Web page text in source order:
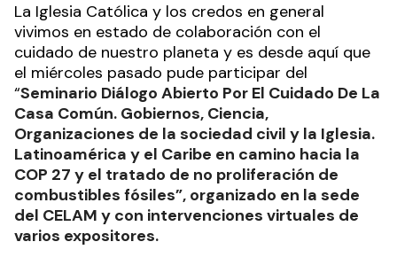
La Iglesia Católica y los credos en general
vivimos en estado de colaboración con el
cuidado de nuestro planeta y es desde aquí que
el miércoles pasado pude participar del
“Seminario Diálogo Abierto Por El Cuidado De La
Casa Común. Gobiernos, Ciencia,
Organizaciones de la sociedad civil y la Iglesia.
Latinoamérica y el Caribe en camino hacia la
COP 27 y el tratado de no proliferación de
combustibles fósiles”, organizado en la sede
del CELAM y con intervenciones virtuales de
varios expositores.